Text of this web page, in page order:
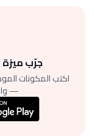
جرّب
اكتب المكونات
—